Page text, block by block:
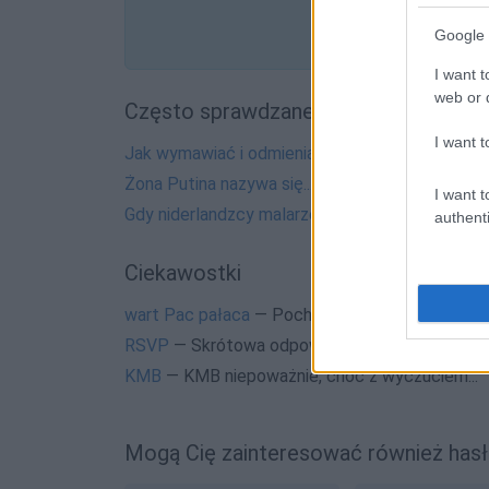
Google
I want
web or
I want
I want
Często sprawdzane
Jak wymawiać i odmieniać nazwę Antigua i
Żona Putina nazywa się...
Gdy niderlandzcy malarze wydziwiają przy
Ciekawostki
wart Pac pałaca — Pochodzenie wyrażenia
RSVP — Skrótowa odpowiedź
KMB — KMB niepoważnie, choć z wyczuciem...
Mogą Cię zainteresować również